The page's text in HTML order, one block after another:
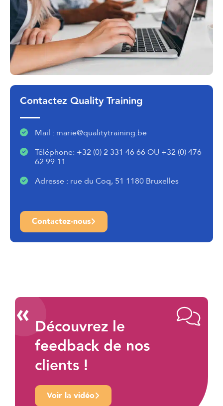
Contactez Quality Training
Mail : marie@qualitytraining.be
Téléphone: +32 (0) 2 331 46 66 OU +32 (0) 476
62 99 11
Adresse : rue du Coq, 51 1180 Bruxelles
Contactez-nous
«Découvrez le
feedback de nos
clients !
Voir la vidéo